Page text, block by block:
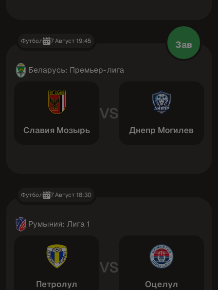
Футбол 7 Август 19:45 Зав
Беларусь: Премьер-лига
Славия Мозырь
VS
Днепр Могилев
Футбол 7 Август 18:30
Румыния: Лига 1
Петролул
VS
Оцелул